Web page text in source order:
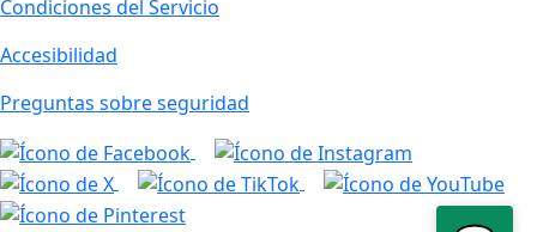
Condiciones del Servicio
Accesibilidad
Preguntas sobre seguridad